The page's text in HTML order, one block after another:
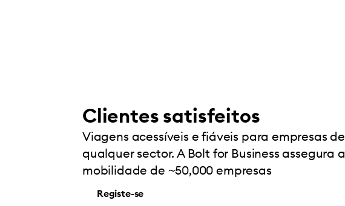
Clientes satisfeitos
Viagens acessíveis e fiáveis para empresas de
qualquer sector. A Bolt for Business assegura a
mobilidade de ~50,000 empresas
Registe-se